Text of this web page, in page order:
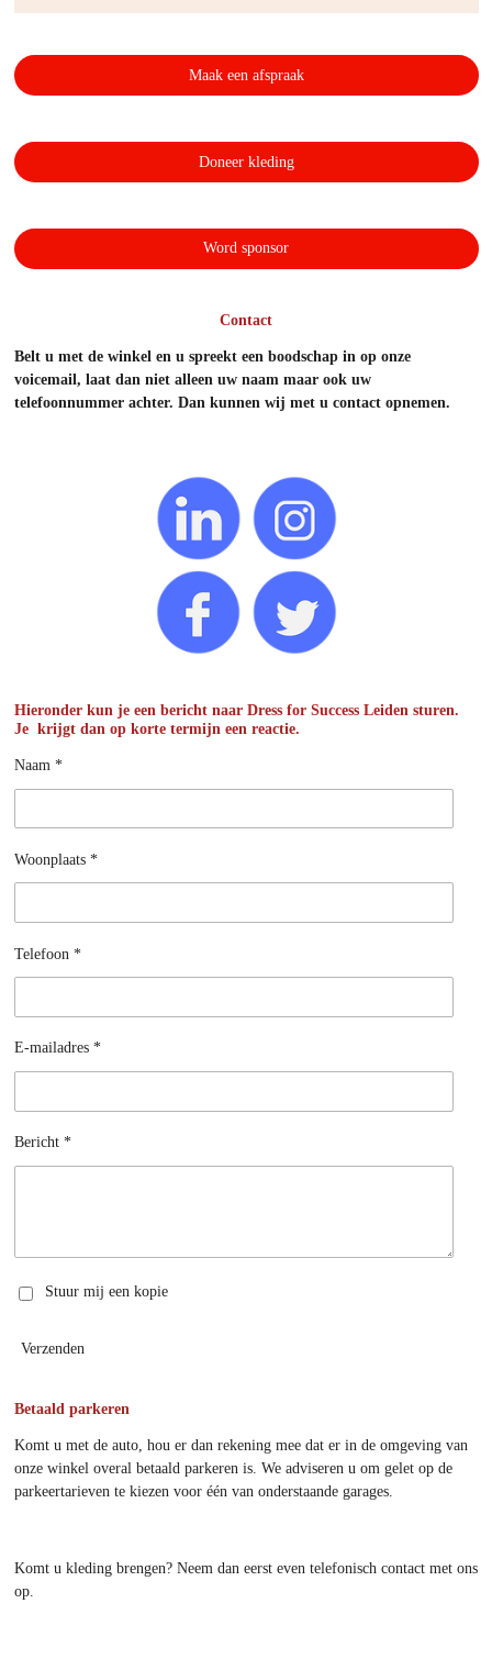
Maak een afspraak
Doneer kleding
Word sponsor
Contact
Belt u met de winkel en u spreekt een boodschap in op onze
voicemail, laat dan niet alleen uw naam maar ook uw
telefoonnummer achter. Dan kunnen wij met u contact opnemen.
Hieronder kun je een bericht naar Dress for Success Leiden sturen.
Je krijgt dan op korte termijn een reactie.
Naam *
Woonplaats *
Telefoon *
E-mailadres *
Bericht *
Stuur mij een kopie
Verzenden
Betaald parkeren
Komt u met de auto, hou er dan rekening mee dat er in de omgeving van
onze winkel overal betaald parkeren is. We adviseren u om gelet op de
parkeertarieven te kiezen voor één van onderstaande garages.
Komt u kleding brengen? Neem dan eerst even telefonisch contact met ons
op.